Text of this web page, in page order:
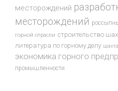
месторождений
месторождений
горной отрасли строительство
литература по горному делу шахта
экономика горного
промышленности